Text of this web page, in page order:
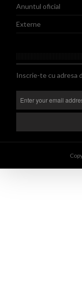
Anuntul oficial
Externe
Inscrie-te cu adresa